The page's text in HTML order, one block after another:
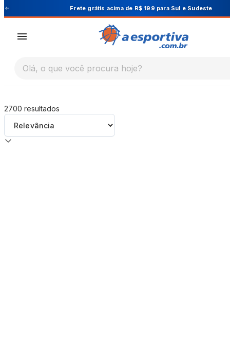
A Esportiva Frete grátis acima de R$ 199 para Sul e Sudeste
Olá, o que você procura hoje?
2700 resultados